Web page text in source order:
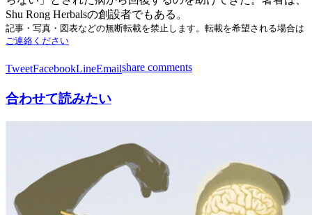
Shu Rong Herbalsの創設者でもある。
記事・写真・図表などの無断転載を禁止します。転載を希望される場合は
ご連絡ください
TweetFacebookLineEmailshare comments
合わせて読みたい